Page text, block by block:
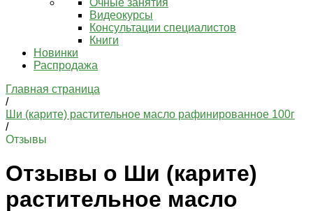
Очные занятия
Видеокурсы
Консультации специалистов
Книги
Новинки
Распродажа
Главная страница
/
Ши (карите) растительное масло рафинированное 100г
/
Отзывы
Отзывы о Ши (карите)
растительное масло